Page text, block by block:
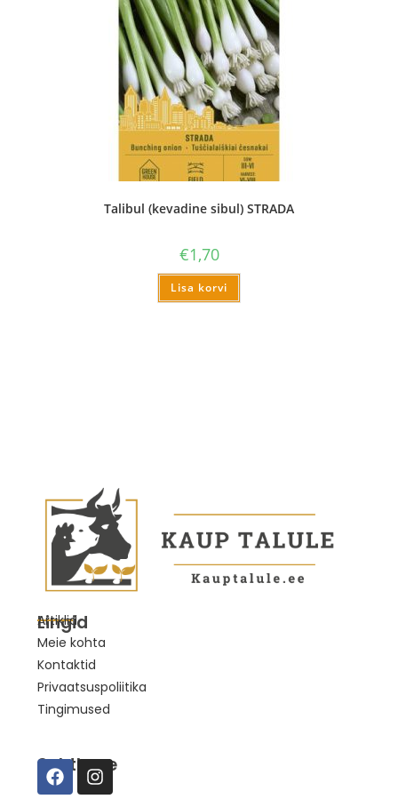
Talibul (kevadine sibul) STRADA
€1,70
Lisa korvi
Lingid
Artiklid
Meie kohta
Kontaktid
Privaatsuspoliitika
Tingimused
Suhtleme